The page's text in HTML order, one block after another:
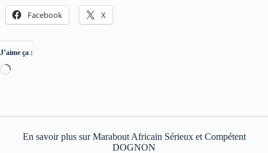
Facebook X
J’aime ça :
En savoir plus sur Marabout Africain Sérieux et Compétent
DOGNON